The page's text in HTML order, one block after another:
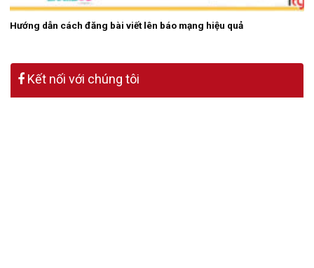
Hướng dẫn cách đăng bài viết lên báo mạng hiệu quả
Kết nối với chúng tôi